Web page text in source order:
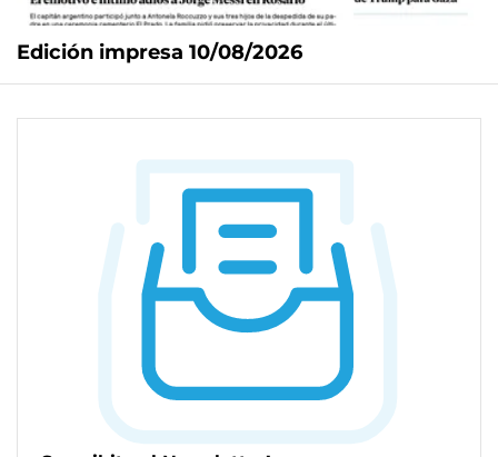
Edición impresa 10/08/2026